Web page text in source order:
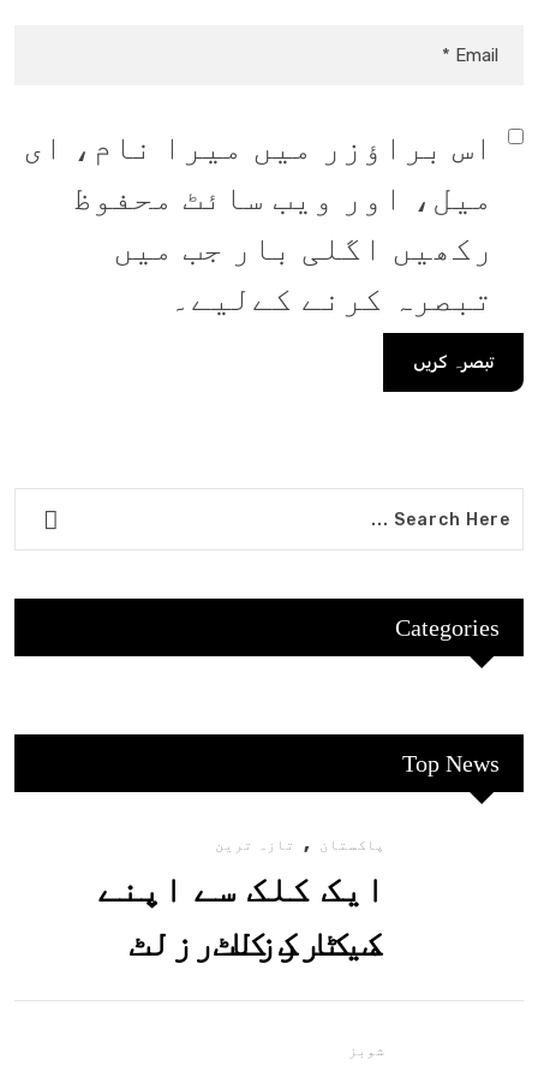
Categories
Top News
پاکستان , تازہ ترین
ایک کلک سے اپنے
میٹرک کا رزلٹ
معلوم کریں
شوبز
اس براؤزر میں میرا نام، ای
میل، اور ویب سائٹ محفوظ
رکھیں اگلی بار جب میں
تبصرہ کرنے کےلیے۔